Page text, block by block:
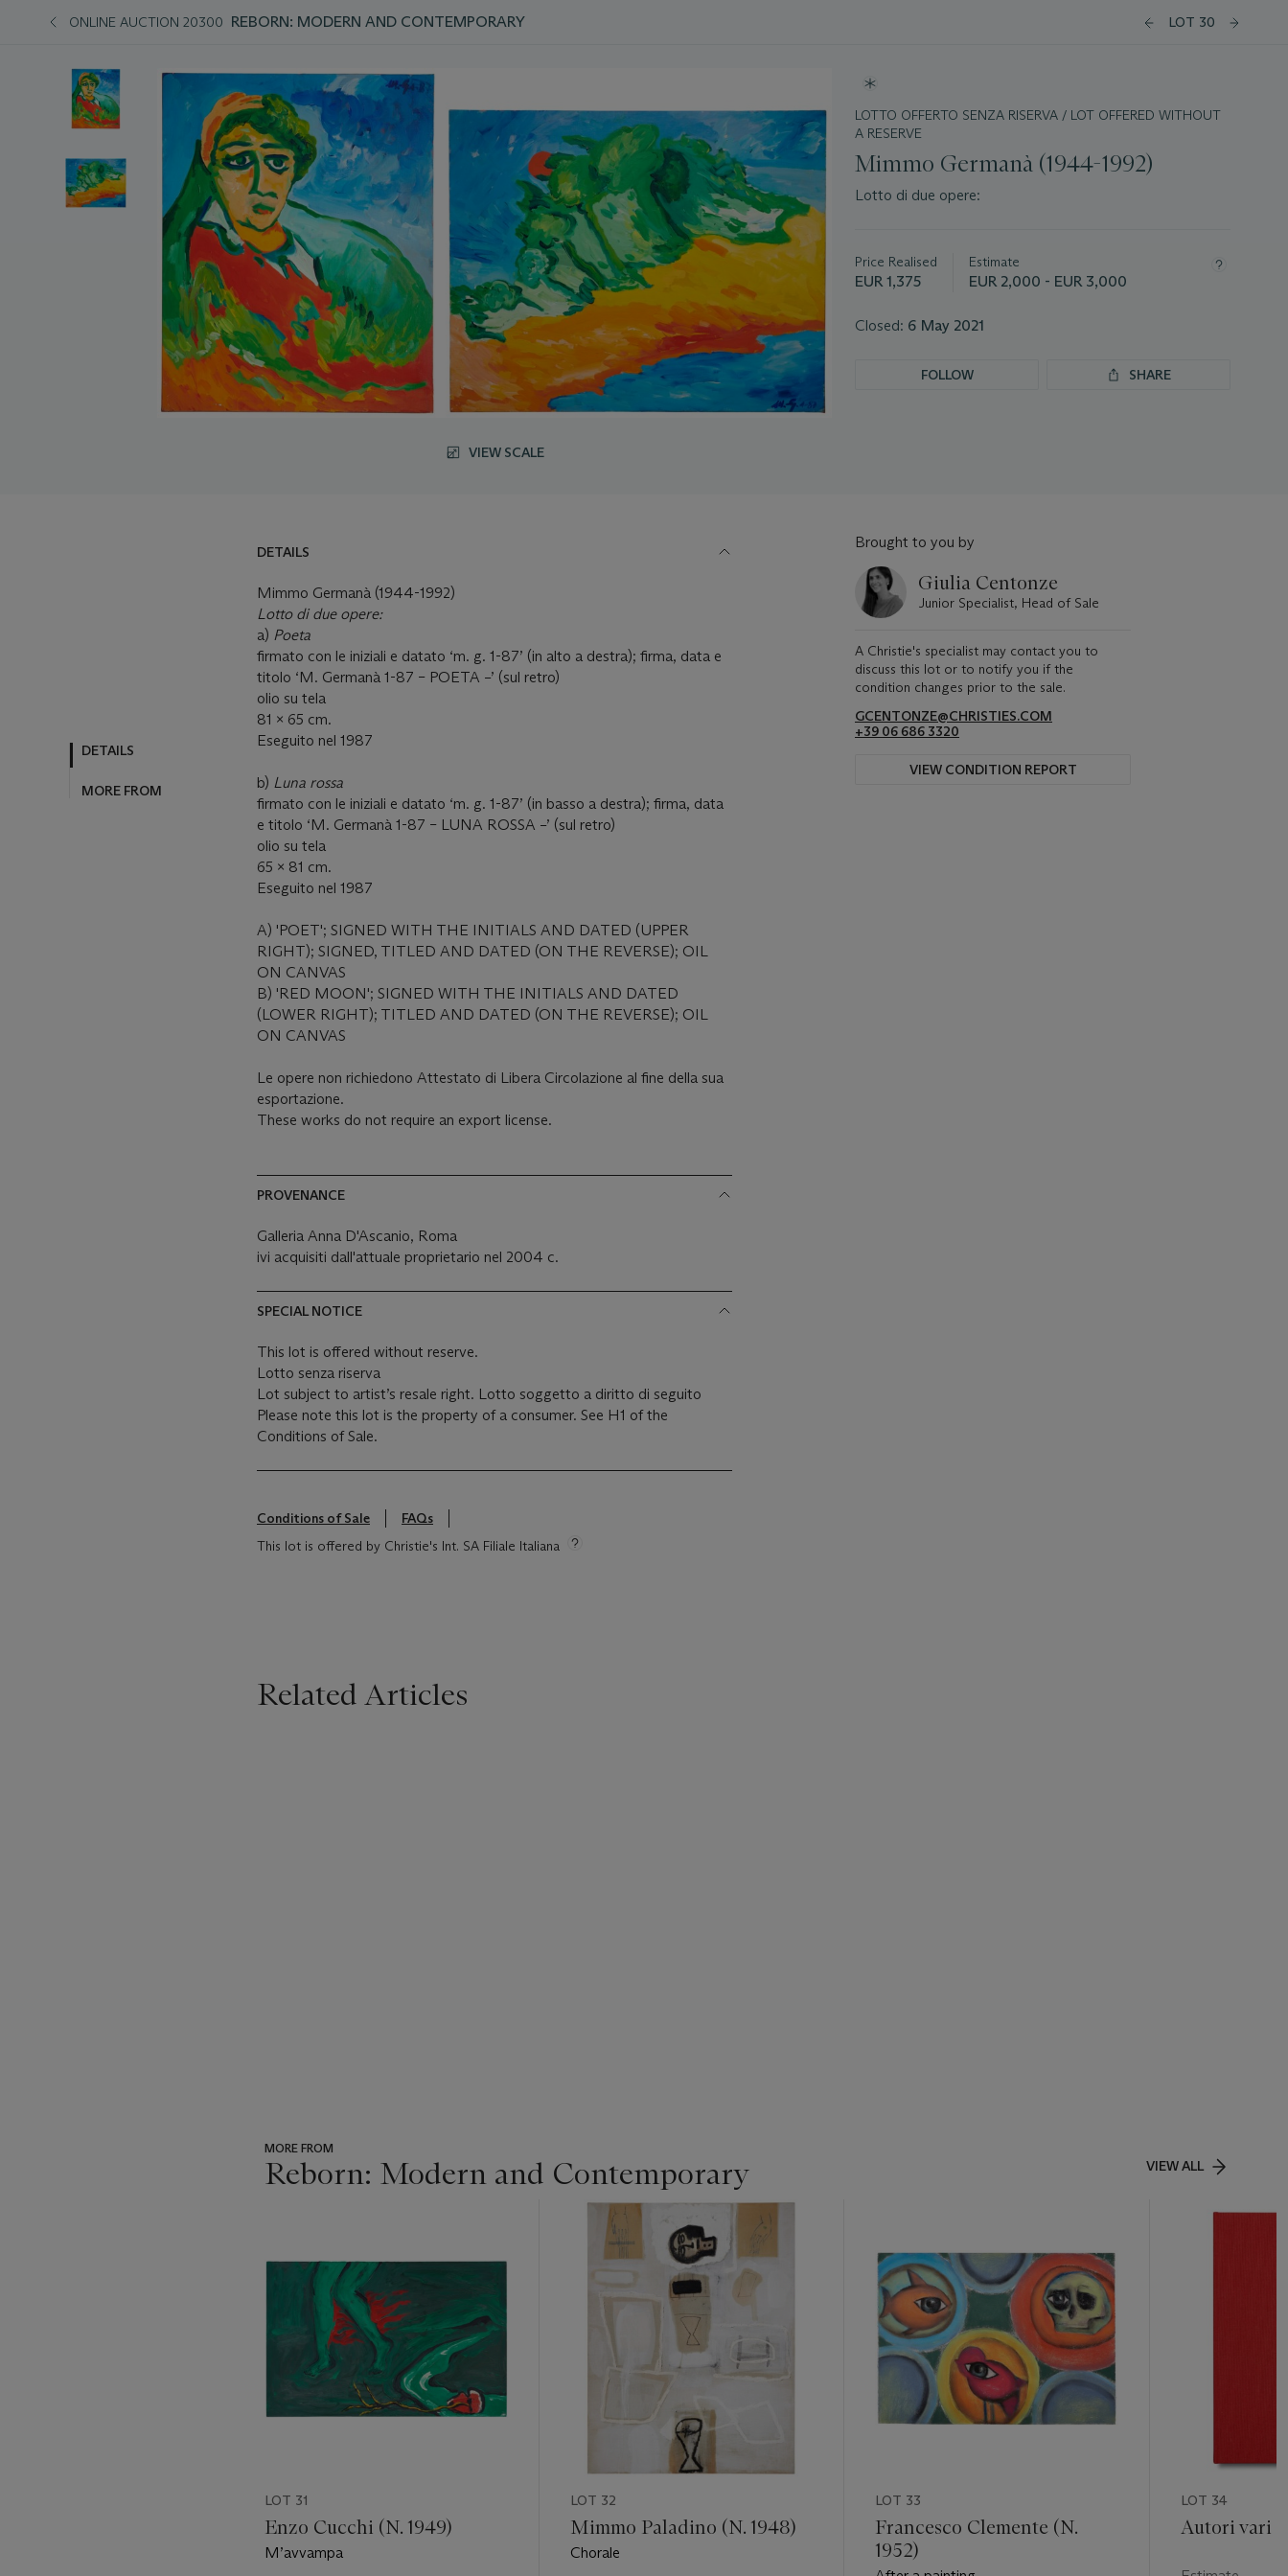
ONLINE AUCTION 20300 REBORN: MODERN AND CONTEMPORARY LOT 30
VIEW SCALE
LOTTO OFFERTO SENZA RISERVA / LOT OFFERED WITHOUT
A RESERVE
Mimmo Germanà (1944-1992)
Lotto di due opere:
about
this
Price Realised
EUR 1,375
Estimate
EUR 2,000 - EUR 3,000
Closed: 6 May 2021
FOLLOW SHARE
DETAILS
Mimmo Germanà (1944-1992)
Lotto di due opere:
a) Poeta
firmato con le iniziali e datato ‘m. g. 1-87’ (in alto a destra); firma, data e
titolo ‘M. Germanà 1-87 – POETA –’ (sul retro)
olio su tela
81 x 65 cm.
Eseguito nel 1987
b) Luna rossa
firmato con le iniziali e datato ‘m. g. 1-87’ (in basso a destra); firma, data
e titolo ‘M. Germanà 1-87 – LUNA ROSSA –’ (sul retro)
olio su tela
65 x 81 cm.
Eseguito nel 1987
A) 'POET'; SIGNED WITH THE INITIALS AND DATED (UPPER
RIGHT); SIGNED, TITLED AND DATED (ON THE REVERSE); OIL
ON CANVAS
B) 'RED MOON'; SIGNED WITH THE INITIALS AND DATED
(LOWER RIGHT); TITLED AND DATED (ON THE REVERSE); OIL
ON CANVAS
Le opere non richiedono Attestato di Libera Circolazione al fine della sua
esportazione.
These works do not require an export license.
PROVENANCE
Galleria Anna D'Ascanio, Roma
ivi acquisiti dall'attuale proprietario nel 2004 c.
SPECIAL NOTICE
This lot is offered without reserve.
Lotto senza riserva
Lot subject to artist’s resale right. Lotto soggetto a diritto di seguito
Please note this lot is the property of a consumer. See H1 of the
Conditions of Sale.
Conditions of Sale
FAQs
This lot is offered by Christie's Int. SA Filiale Italiana
Brought to you by
Giulia Centonze
Junior Specialist, Head of Sale
A Christie's specialist may contact you to
discuss this lot or to notify you if the
condition changes prior to the sale.
GCENTONZE@CHRISTIES.COM
+39 06 686 3320
VIEW CONDITION REPORT
Related Articles
MORE FROM
Reborn: Modern and Contemporary VIEW ALL
LOT 31
Enzo Cucchi (N. 1949)
M’avvampa
LOT 32
Mimmo Paladino (N. 1948)
Chorale
LOT 33
Francesco Clemente (N.
1952)
LOT 34
Autori vari